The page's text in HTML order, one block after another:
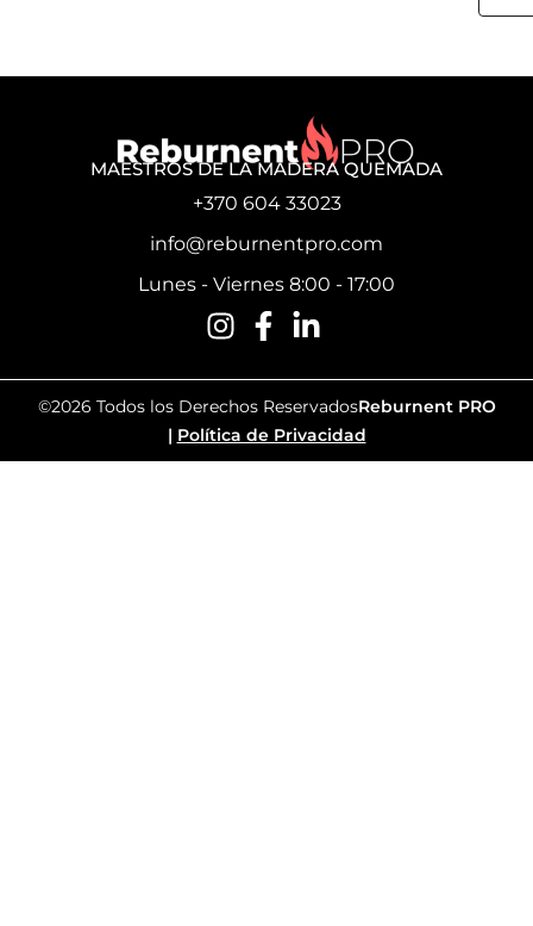
MAESTROS DE LA MADERA QUEMADA
+370 604 33023
info@reburnentpro.com
Lunes - Viernes 8:00 - 17:00
©2026 Todos los Derechos ReservadosReburnent PRO
| Política de Privacidad